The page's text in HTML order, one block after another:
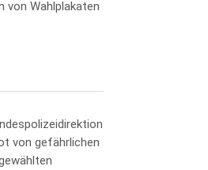
von Wahlplakaten
von gefährlichen